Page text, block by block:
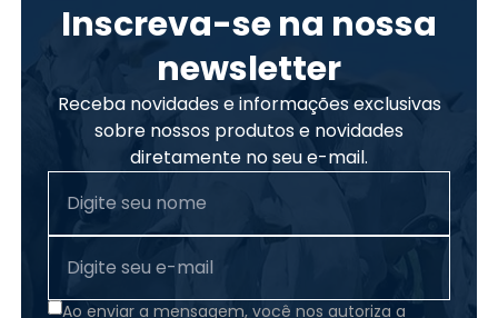
Inscreva-se na nossa
newsletter
Receba novidades e informações exclusivas
sobre nossos produtos e novidades
diretamente no seu e-mail.
Ao enviar a mensagem, você nos autoriza a